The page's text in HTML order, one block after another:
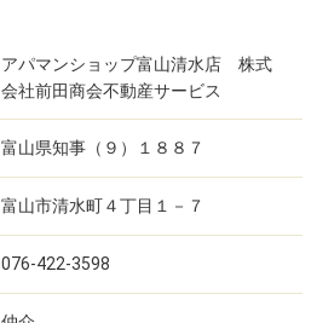
アパマンショップ富山清水店 株式
会社前田商会不動産サービス
富山県知事（９）１８８７
富山市清水町４丁目１－７
076-422-3598